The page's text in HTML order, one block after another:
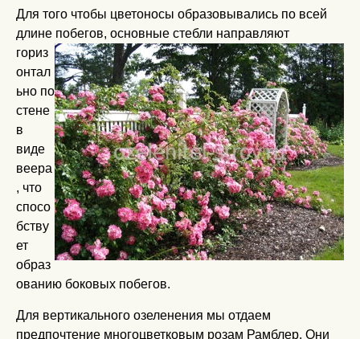
Для того чтобы цветоносы образовывались по всей
длине побегов, основные стебли направляют
гориз
онтал
ьно по
стене
в
виде
веера
, что
спосо
бству
ет
образ
ованию боковых побегов.
Для вертикального озеленения мы отдаем
предпочтение многоцветковым розам Рамблер. Они